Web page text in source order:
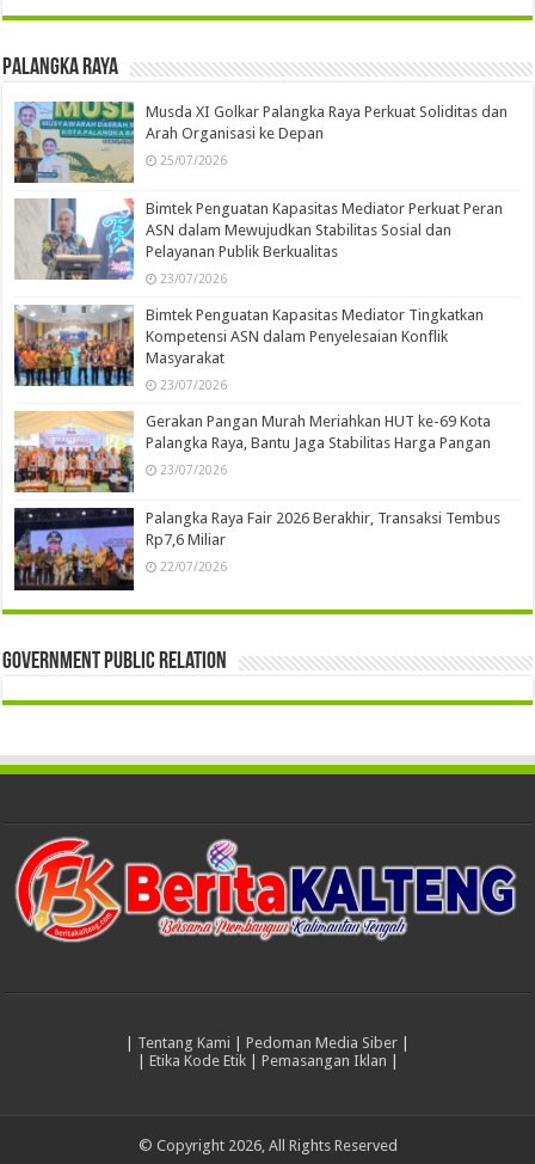
Palangka Raya
Musda XI Golkar Palangka Raya Perkuat Soliditas dan
Arah Organisasi ke Depan
25/07/2026
Bimtek Penguatan Kapasitas Mediator Perkuat Peran
ASN dalam Mewujudkan Stabilitas Sosial dan
Pelayanan Publik Berkualitas
23/07/2026
Bimtek Penguatan Kapasitas Mediator Tingkatkan
Kompetensi ASN dalam Penyelesaian Konflik
Masyarakat
23/07/2026
Gerakan Pangan Murah Meriahkan HUT ke-69 Kota
Palangka Raya, Bantu Jaga Stabilitas Harga Pangan
23/07/2026
Palangka Raya Fair 2026 Berakhir, Transaksi Tembus
Rp7,6 Miliar
22/07/2026
Government Public Relation
Tentang Kami Pedoman Media Siber
Etika Kode Etik| Pemasangan Iklan
© Copyright 2026, All Rights Reserved